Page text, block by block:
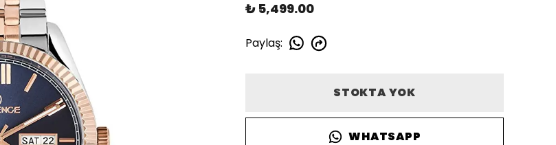
₺ 5,499.00
Paylaş:
STOKTA YOK
WHATSAPP